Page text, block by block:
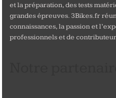
et la préparation, des tests
grandes épreuves. 3Bikes.fr
connaissances, la passion et
professionnels et de